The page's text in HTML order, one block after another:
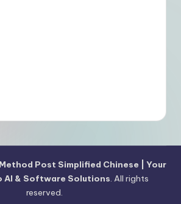
Method Post Simplified Chinese | Your
AI & Software Solutions . All rights
reserved.